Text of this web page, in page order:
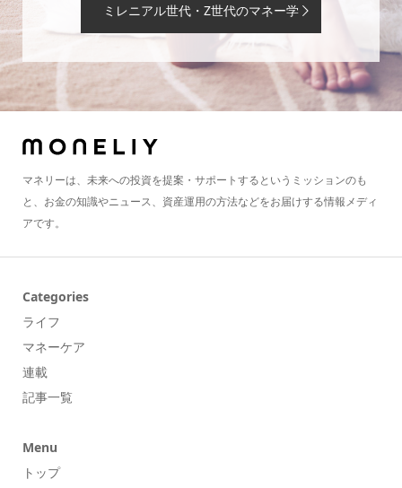
ミレニアル世代・Z世代のマネー学
マネリーは、未来への投資を提案・サポートするというミッションのも
と、お金の知識やニュース、資産運用の方法などをお届けする情報メディ
アです。
Categories
ライフ
マネーケア
連載
記事一覧
Menu
トップ